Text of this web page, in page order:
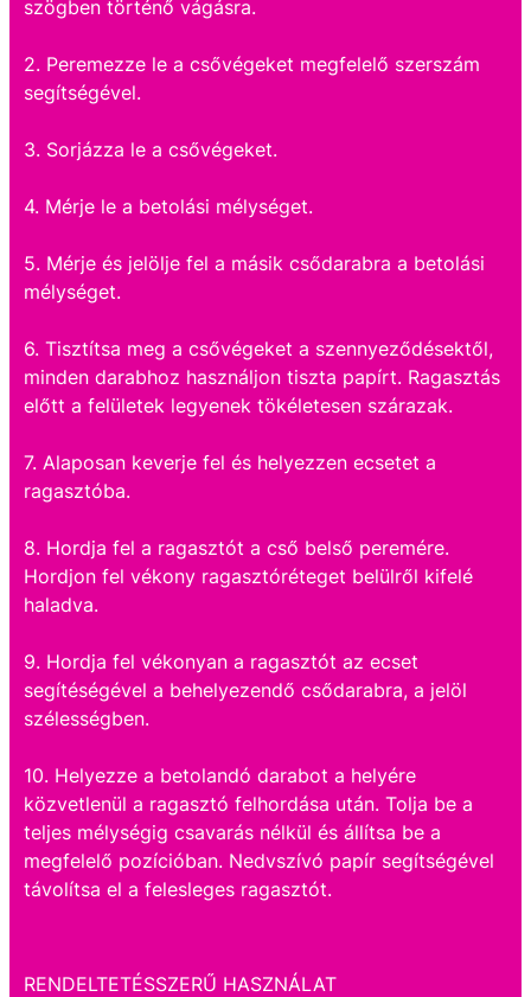
szögben történő vágásra.
2. Peremezze le a csővégeket megfelelő szerszám
segítségével.
3. Sorjázza le a csővégeket.
4. Mérje le a betolási mélységet.
5. Mérje és jelölje fel a másik csődarabra a betolási
mélységet.
6. Tisztítsa meg a csővégeket a szennyeződésektől,
minden darabhoz használjon tiszta papírt. Ragasztás
előtt a felületek legyenek tökéletesen szárazak.
7. Alaposan keverje fel és helyezzen ecsetet a
ragasztóba.
8. Hordja fel a ragasztót a cső belső peremére.
Hordjon fel vékony ragasztóréteget belülről kifelé
haladva.
9. Hordja fel vékonyan a ragasztót az ecset
segítéségével a behelyezendő csődarabra, a jelöl
szélességben.
10. Helyezze a betolandó darabot a helyére
közvetlenül a ragasztó felhordása után. Tolja be a
teljes mélységig csavarás nélkül és állítsa be a
megfelelő pozícióban. Nedvszívó papír segítségével
távolítsa el a felesleges ragasztót.
RENDELTETÉSSZERŰ HASZNÁLAT